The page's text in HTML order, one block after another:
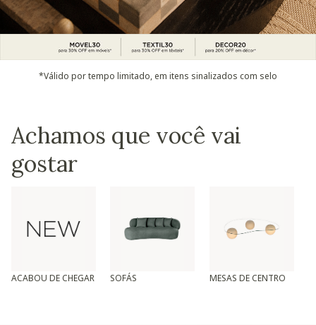
*Válido por tempo limitado, em itens sinalizados com selo
Achamos que você vai
gostar
ACABOU DE CHEGAR SOFÁS MESAS DE CENTRO